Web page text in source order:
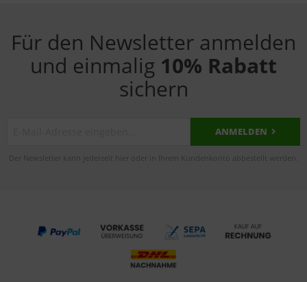
Für den Newsletter anmelden
und einmalig 10% Rabatt
sichern
ANMELDEN
Der Newsletter kann jederzeit hier oder in Ihrem Kundenkonto abbestellt werden.